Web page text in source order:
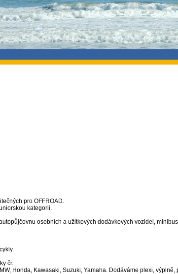
pro OFFROAD.
kategorii.
osobních a užitkových dodávkových vozidel,
čr.
Honda, Kawasaki, Suzuki, Yamaha. Dodáváme plexi,